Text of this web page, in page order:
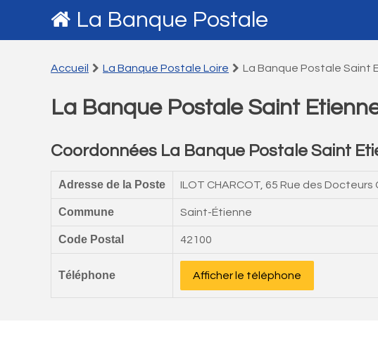
La Banque Postale
Accueil La Banque Postale Loire La Banque Postale Saint
La Banque Postale Saint
Coordonnées La Banque Postale Saint
Adresse de la Poste ILOT CHARCOT, 65 Rue des Docteurs
Commune Saint-Étienne
Code Postal 42100
Téléphone Afficher le téléphone